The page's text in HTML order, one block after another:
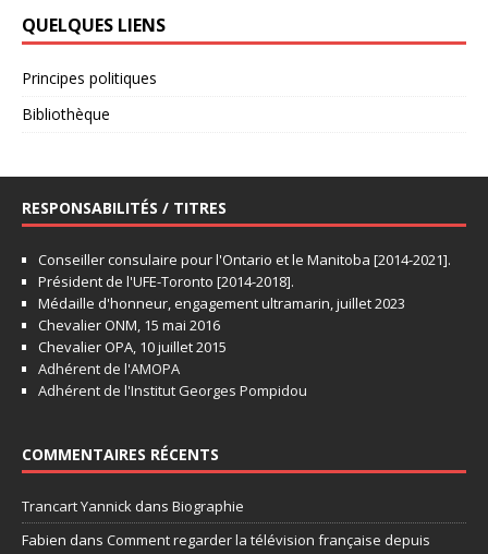
QUELQUES LIENS
Principes politiques
Bibliothèque
RESPONSABILITÉS / TITRES
Conseiller consulaire pour l'Ontario et le Manitoba [2014-2021].
Président de l'UFE-Toronto [2014-2018].
Médaille d'honneur, engagement ultramarin, juillet 2023
Chevalier ONM, 15 mai 2016
Chevalier OPA, 10 juillet 2015
Adhérent de l'AMOPA
Adhérent de l'Institut Georges Pompidou
COMMENTAIRES RÉCENTS
Trancart Yannick dans Biographie
Fabien dans Comment regarder la télévision française depuis